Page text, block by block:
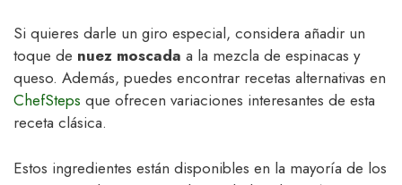
Si quieres darle un giro especial, considera añadir un
toque de nuez moscada a la mezcla de espinacas y
queso. Además, puedes encontrar recetas alternativas en
ChefSteps que ofrecen variaciones interesantes de esta
receta clásica.
Estos ingredientes están disponibles en la mayoría de los